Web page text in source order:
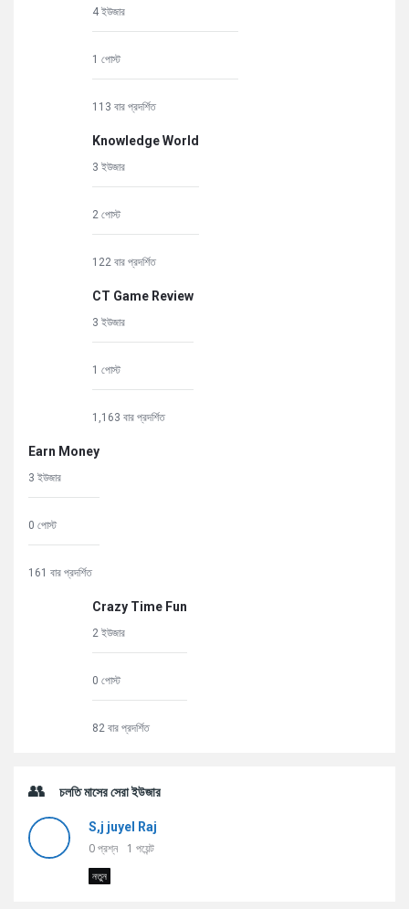
4 ইউজার
1 পোস্ট
113 বার প্রদর্শিত
Knowledge World
3 ইউজার
2 পোস্ট
122 বার প্রদর্শিত
CT Game Review
3 ইউজার
1 পোস্ট
1,163 বার প্রদর্শিত
Earn Money
3 ইউজার
0 পোস্ট
161 বার প্রদর্শিত
Crazy Time Fun
2 ইউজার
0 পোস্ট
82 বার প্রদর্শিত
চলতি মাসের সেরা ইউজার
S,j juyel Raj
0প্রশ্ন 1 পয়েন্ট
নতুন